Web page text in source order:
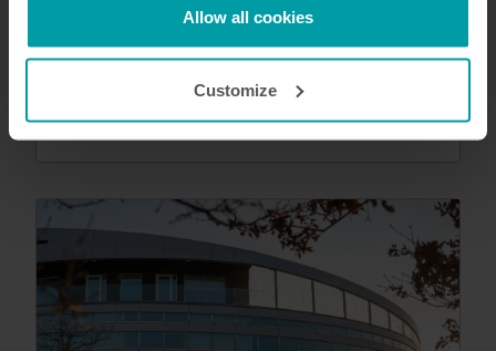
Kamstrup makes use of third-party cookies. A third-party
cookie is installed by someone other than us, such as
analysis programmes.
You can at any time change or withdraw your consent
Allow all cookies
Customize
intelligente strømmålere.
Måleteknologi
Behandling av data
Infrastructure management